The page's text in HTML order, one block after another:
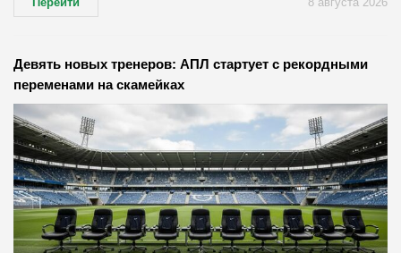
Девять новых тренеров: АПЛ стартует с рекордными
переменами на скамейках